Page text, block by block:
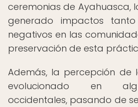
ceremonias de Ayahuasca,
generado impactos
negativos en las
preservación de esta
Además, la percepción de
evolucionado en
occidentales, pasando de